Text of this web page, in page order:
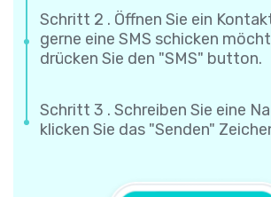
Schritt 2 . Öffnen Sie ein
gerne eine SMS schicken
drücken Sie den "SMS" button.
Schritt 3 . Schreiben Sie eine
klicken Sie das "Senden"